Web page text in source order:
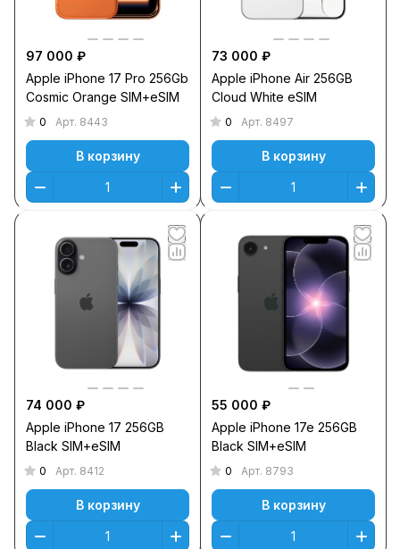
97 000 ₽
Apple iPhone 17 Pro 256Gb
Cosmic Orange SIM+eSIM
0 Арт. 8443
В корзину
73 000 ₽
Apple iPhone Air 256GB
Cloud White eSIM
0 Арт. 8497
В корзину
74 000 ₽
Apple iPhone 17 256GB
Black SIM+eSIM
0 Арт. 8412
В корзину
55 000 ₽
Apple iPhone 17e 256GB
Black SIM+eSIM
0 Арт. 8793
В корзину